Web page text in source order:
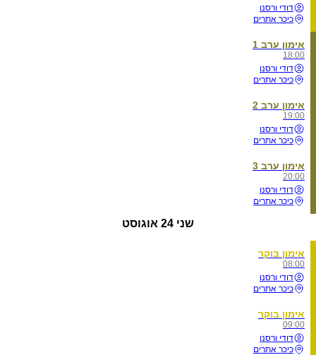
דודי ורסנו
כיכר אתרים
אימון ערב 1
18:00
דודי ורסנו
כיכר אתרים
אימון ערב 2
19:00
דודי ורסנו
כיכר אתרים
אימון ערב 3
20:00
דודי ורסנו
כיכר אתרים
שני 24 אוגוסט
אימון בוקר
08:00
דודי ורסנו
כיכר אתרים
אימון בוקר
09:00
דודי ורסנו
כיכר אתרים